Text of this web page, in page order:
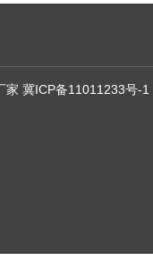
家 冀ICP备11011233号-1